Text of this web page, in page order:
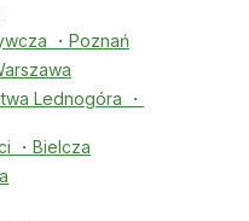
・Poznań
Lednogóra ・
・Bielcza